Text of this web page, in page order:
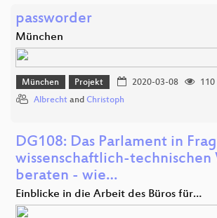
passworder
München
München Projekt 2020-03-08
110
Albrecht and Christoph
DG108: Das Parlament in
wissenschaftlich-technischen
beraten - wie…
Einblicke in die Arbeit des Büros für…